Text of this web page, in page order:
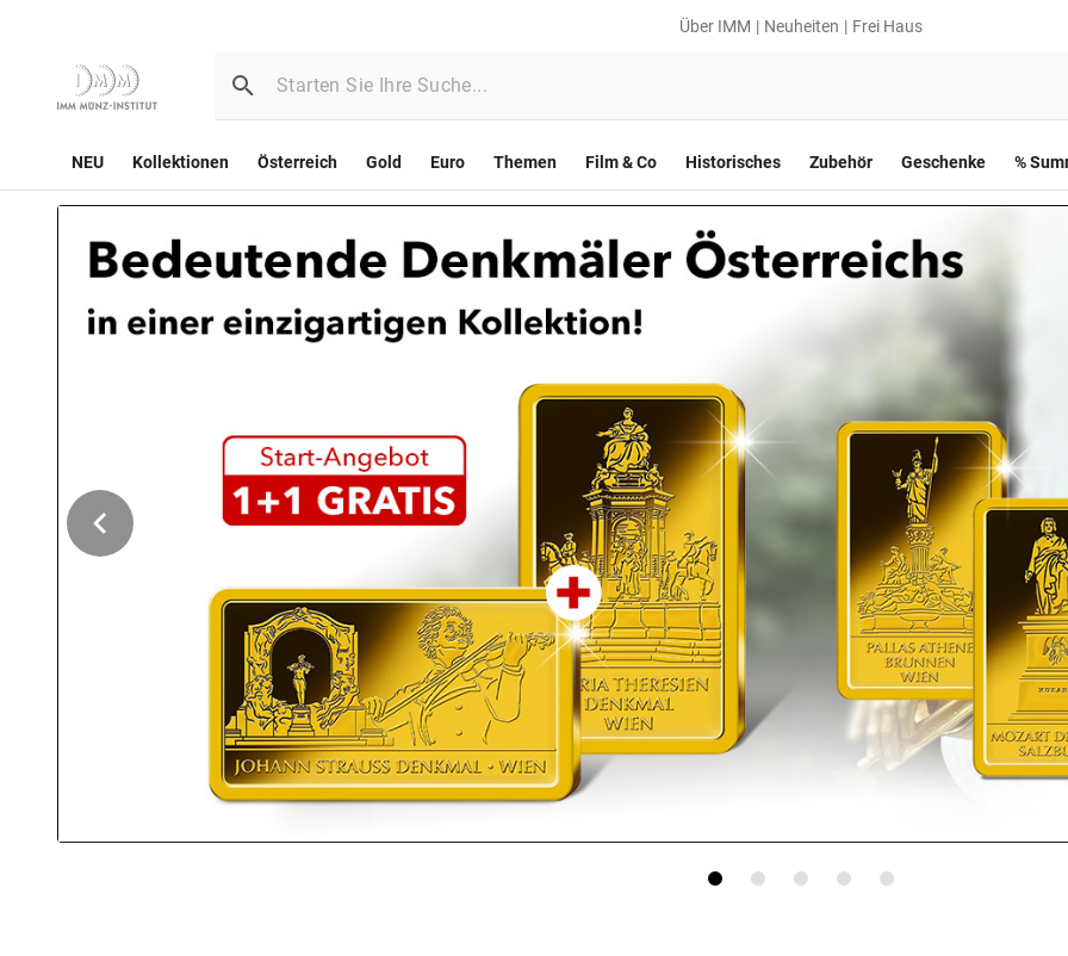
Über IMM Neuheiten Frei Haus
NEU Kollektionen Österreich Gold Euro Themen Film & Co Historisches Zubehör Geschenke %